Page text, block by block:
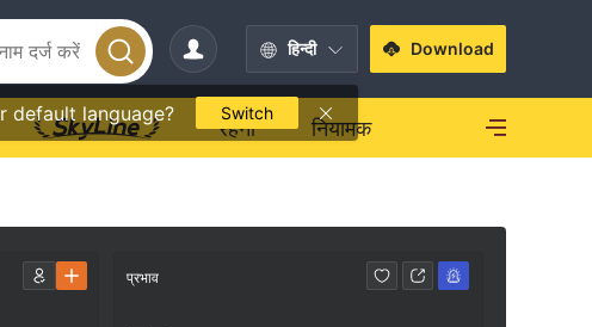
हिन्दी
default language? Switch
Download
रहना नियामक
प्रभाव